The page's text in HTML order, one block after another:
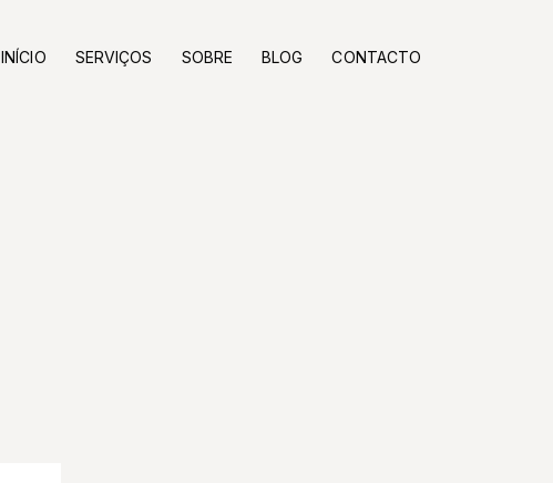
INÍCIO SERVIÇOS SOBRE BLOG CONTACTO